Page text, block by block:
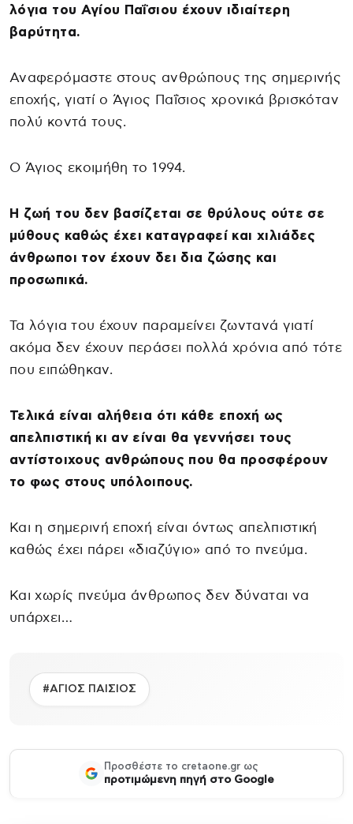
λόγια του Αγίου Παΐσιου έχουν ιδιαίτερη
βαρύτητα.
Αναφερόμαστε στους ανθρώπους της σημερινής
εποχής, γιατί ο Άγιος Παΐσιος χρονικά βρισκόταν
πολύ κοντά τους.
Ο Άγιος εκοιμήθη το 1994.
Η ζωή του δεν βασίζεται σε θρύλους ούτε σε
μύθους καθώς έχει καταγραφεί και χιλιάδες
άνθρωποι τον έχουν δει δια ζώσης και
προσωπικά.
Τα λόγια του έχουν παραμείνει ζωντανά γιατί
ακόμα δεν έχουν περάσει πολλά χρόνια από τότε
που ειπώθηκαν.
Τελικά είναι αλήθεια ότι κάθε εποχή ως
απελπιστική κι αν είναι θα γεννήσει τους
αντίστοιχους ανθρώπους που θα προσφέρουν
το φως στους υπόλοιπους.
Και η σημερινή εποχή είναι όντως απελπιστική
καθώς έχει πάρει «διαζύγιο» από το πνεύμα.
Και χωρίς πνεύμα άνθρωπος δεν δύναται να
υπάρχει…
#ΑΓΙΟΣ ΠΑΙΣΙΟΣ
Προσθέστε το cretaone.gr ως
προτιμώμενη πηγή στο Google